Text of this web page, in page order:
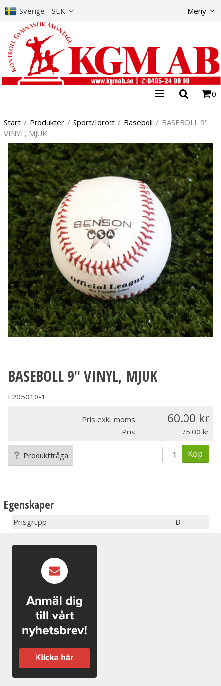
Sverige - SEK Meny
0
Start / Produkter / Sport/Idrott / Baseboll / BASEBOLL 9"
VINYL, MJUK
BASEBOLL 9" VINYL, MJUK
F205010-1
Pris exkl. moms 60.00
Pris 75.00
Produktfråga Köp
Egenskaper
Prisgrupp B